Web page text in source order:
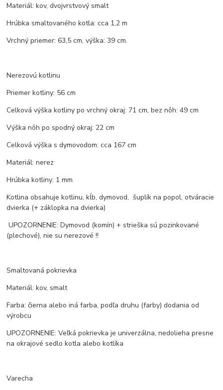
Materiál: kov, dvojvrstvový smalt
Hrúbka smaltovaného kotla: cca 1,2 m
Vrchný priemer: 63,5 cm, výška: 39 cm.
Nerezovú kotlinu
Priemer kotliny: 56 cm
Celková výška kotliny po vrchný okraj: 71 cm, bez nôh: 49 cm
Výška nôh po spodný okraj: 22 cm
Celková výška s dymovodom: cca 167 cm
Materiál: nerez
Hrúbka kotliny: 1 mm
Kotlina obsahuje kotlinu, kĺb, dymovod, šuplík na popol, otváracie
dvierka (+ záklopka na dvierka)
UPOZORNENIE: Dymovod (komín) + strieška sú pozinkované
(plechové), nie su nerezové !!
Smaltovaná pokrievka
Materiál: kov, smalt
Farba: čierna alebo iná farba, podľa druhu (farby) dodania od
výrobcu
UPOZORNENIE: Veľká pokrievka je univerzálna, nedolieha presne
na okrajové sedlo kotla alebo kotlíka
Varecha